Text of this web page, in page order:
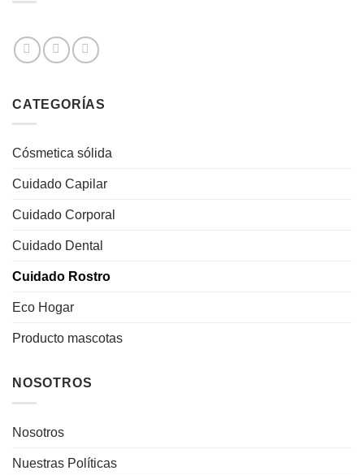
CATEGORÍAS
Cósmetica sólida
Cuidado Capilar
Cuidado Corporal
Cuidado Dental
Cuidado Rostro
Eco Hogar
Producto mascotas
NOSOTROS
Nosotros
Nuestras Políticas